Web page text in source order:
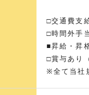
□交通費支
□時間外手
■昇給・昇
□賞与あり
※全て当社